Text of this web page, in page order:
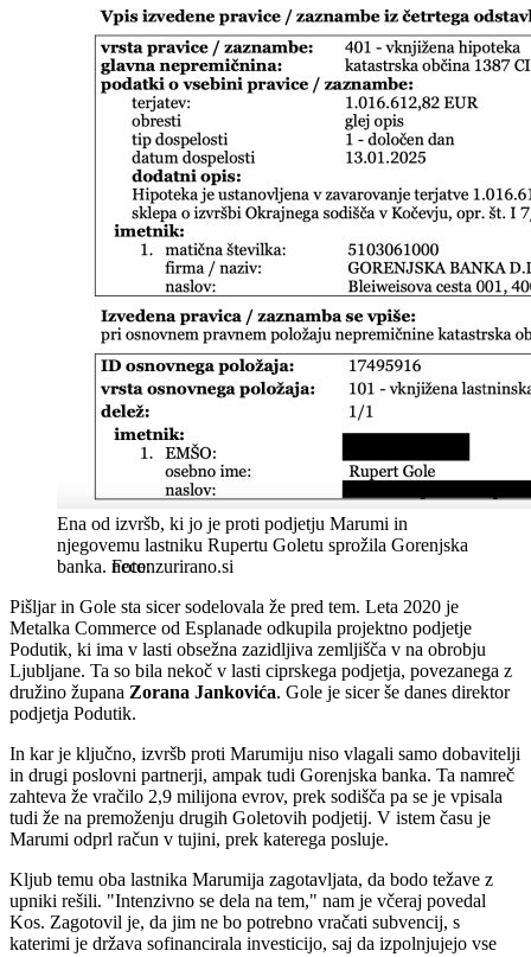
Ena od izvršb, ki jo je proti podjetju Marumi in
njegovemu lastniku Rupertu Goletu sprožila Gorenjska
banka. necenzurirano.si
Pišljar in Gole sta sicer sodelovala že pred tem. Leta 2020 je
Metalka Commerce od Esplanade odkupila projektno podjetje
Podutik, ki ima v lasti obsežna zazidljiva zemljišča v na obrobju
Ljubljane. Ta so bila nekoč v lasti ciprskega podjetja, povezanega z
družino župana Zorana Jankovića. Gole je sicer še danes direktor
podjetja Podutik.
In kar je ključno, izvršb proti Marumiju niso vlagali samo dobavitelji
in drugi poslovni partnerji, ampak tudi Gorenjska banka. Ta namreč
zahteva že vračilo 2,9 milijona evrov, prek sodišča pa se je vpisala
tudi že na premoženju drugih Goletovih podjetij. V istem času je
Marumi odprl račun v tujini, prek katerega posluje.
Kljub temu oba lastnika Marumija zagotavljata, da bodo težave z
upniki rešili. "Intenzivno se dela na tem," nam je včeraj povedal
Kos. Zagotovil je, da jim ne bo potrebno vračati subvencij, s
katerimi je država sofinancirala investicijo, saj da izpolnjujejo vse